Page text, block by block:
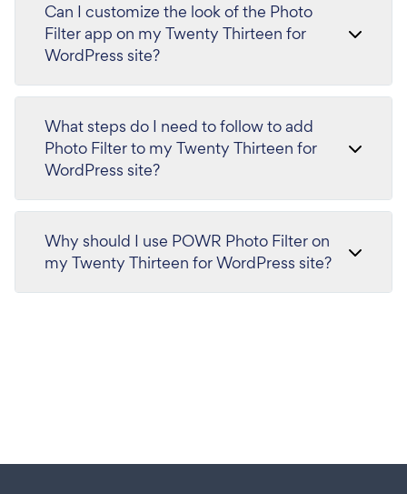
Can I customize the look of the Photo
Filter app on my Twenty Thirteen for
WordPress site?
What steps do I need to follow to add
Photo Filter to my Twenty Thirteen for
WordPress site?
Why should I use POWR Photo Filter on
my Twenty Thirteen for WordPress site?